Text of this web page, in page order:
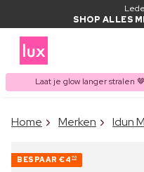
SHOP ALLES
Laat je glow langer stralen
ITEM
Home Merken Idun
BESPAAR €4 70